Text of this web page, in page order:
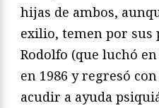
hijas de ambos,
exilio, temen por sus
Rodolfo (que luchó
en 1986 y regresó
acudir a ayuda